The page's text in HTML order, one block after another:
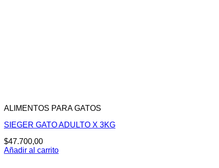
ALIMENTOS PARA GATOS
SIEGER GATO ADULTO X 3KG
$47.700,00
Añadir al carrito